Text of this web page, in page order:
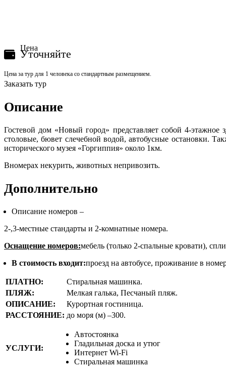
Цена
Уточняйте
Цена за тур для 1 человека со стандартным размещением.
Заказать тур
Описание
Гостевой дом «Новый город» представляет собой 4-
столовые, бювет слечебной водой, автобусные остановки.
исторического музея «Горгиппия» около 1км.
Вномерах некурить, животных непривозить.
Дополнительно
Описание номеров –
2-,3-местные стандарты и 2-комнатные номера.
Оснащение номеров:мебель (только 2-спальные кровати),
В стоимость входит:проезд на автобусе, проживание в
ПЛАТНО:
Стиральная машинка.
ПЛЯЖ:
Мелкая галька, Песчаный пляж.
ОПИСАНИЕ:
Курортная гостиница.
РАССТОЯНИЕ: до моря (м) –300.
УСЛУГИ:
Автостоянка
Гладильная доска и утюг
Интернет Wi-Fi
Стиральная машинка